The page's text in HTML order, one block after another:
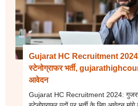
Gujarat HC Recruitment 2024:
स्टेनोग्राफर भर्ती,
आवेदन
Gujarat HC Recruitment 2024: